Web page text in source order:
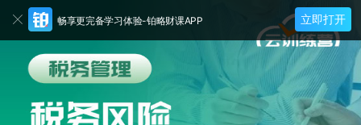
畅享更完备学习体验-铂略财课APP 立即打开